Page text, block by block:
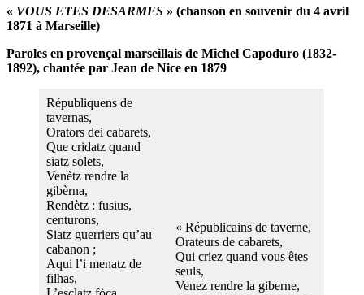
« VOUS ETES DESARMES » (chanson en souvenir du 4 avril
1871 à Marseille)
Paroles en provençal marseillais de Michel Capoduro (1832-
1892), chantée par Jean de Nice en 1879
Républiquens de
tavernas,
Orators dei cabarets,
Que cridatz quand
siatz solets,
Venètz rendre la
gibèrna,
Rendètz : fusius,
centurons,
Siatz guerriers qu’au
cabanon ;
Aqui l’i menatz de
filhas,
« Républicains de taverne,
Orateurs de cabarets,
Qui criez quand vous êtes
seuls,
Venez rendre la giberne,